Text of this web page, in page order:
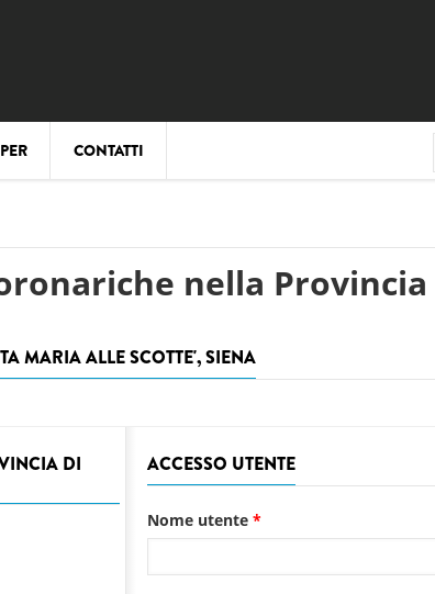
CONTATTI
nella Provincia
MARIA ALLE SCOTTE', SIENA
DI ACCESSO UTENTE
Nome utente *